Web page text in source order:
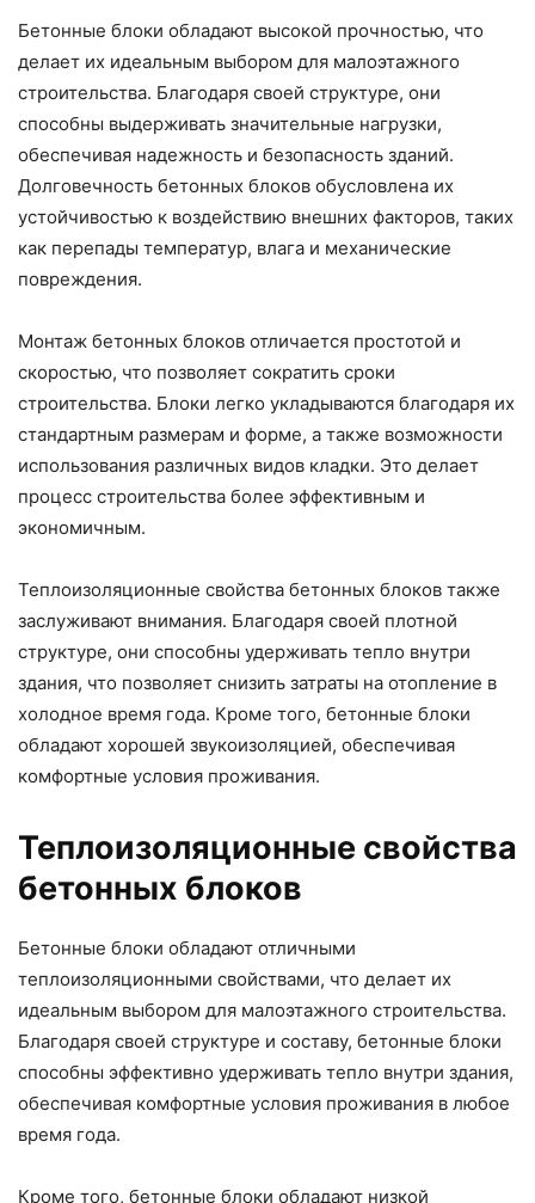
Бетонные блоки обладают высокой прочностью, что
делает их идеальным выбором для малоэтажного
строительства. Благодаря своей структуре, они
способны выдерживать значительные нагрузки,
обеспечивая надежность и безопасность зданий.
Долговечность бетонных блоков обусловлена их
устойчивостью к воздействию внешних факторов, таких
как перепады температур, влага и механические
повреждения.
Монтаж бетонных блоков отличается простотой и
скоростью, что позволяет сократить сроки
строительства. Блоки легко укладываются благодаря их
стандартным размерам и форме, а также возможности
использования различных видов кладки. Это делает
процесс строительства более эффективным и
экономичным.
Теплоизоляционные свойства бетонных блоков также
заслуживают внимания. Благодаря своей плотной
структуре, они способны удерживать тепло внутри
здания, что позволяет снизить затраты на отопление в
холодное время года. Кроме того, бетонные блоки
обладают хорошей звукоизоляцией, обеспечивая
комфортные условия проживания.
Теплоизоляционные свойства
бетонных блоков
Бетонные блоки обладают отличными
теплоизоляционными свойствами, что делает их
идеальным выбором для малоэтажного строительства.
Благодаря своей структуре и составу, бетонные блоки
способны эффективно удерживать тепло внутри здания,
обеспечивая комфортные условия проживания в любое
время года.
Кроме того, бетонные блоки обладают низкой